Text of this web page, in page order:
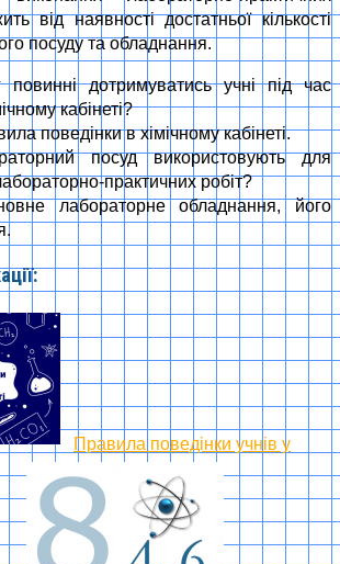
від наявності достатньої кількості
посуду та обладнання.
дотримуватись учні під час
кабінеті?
поведінки в хімічному кабінеті.
посуд використовують для
практичних робіт?
лабораторне обладнання, його
Правила поведінки учнів у